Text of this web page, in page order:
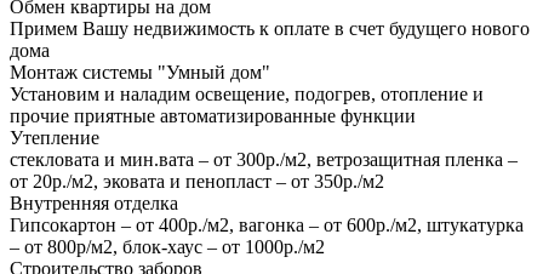
Обмен квартиры на дом
Примем Вашу недвижимость к оплате в счет будущего нового
дома
Монтаж системы "Умный дом"
Установим и наладим освещение, подогрев, отопление и
прочие приятные автоматизированные функции
Утепление
стекловата и мин.вата – от 300р./м2, ветрозащитная пленка –
от 20р./м2, эковата и пенопласт – от 350р./м2
Внутренняя отделка
Гипсокартон – от 400р./м2, вагонка – от 600р./м2, штукатурка
– от 800р/м2, блок-хаус – от 1000р./м2
Строительство заборов